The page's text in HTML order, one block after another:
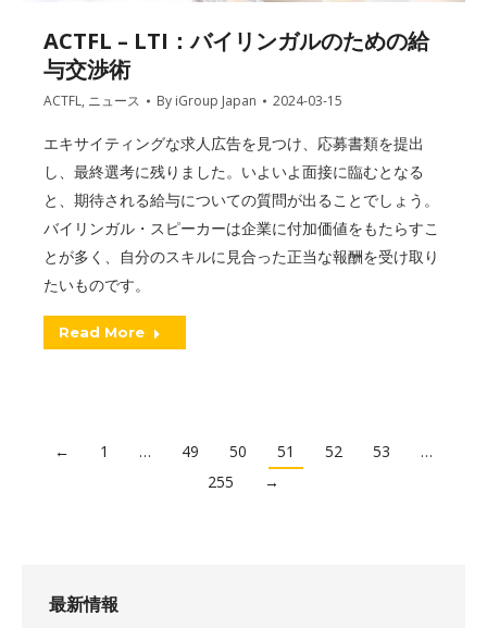
ACTFL – LTI：バイリンガルのための給
与交渉術
ACTFL, ニュース By iGroup Japan 2024-03-15
エキサイティングな求人広告を見つけ、応募書類を提出
し、最終選考に残りました。いよいよ面接に臨むとなる
と、期待される給与についての質問が出ることでしょう。
バイリンガル・スピーカーは企業に付加価値をもたらすこ
とが多く、自分のスキルに見合った正当な報酬を受け取り
たいものです。
Read More
← 1 … 49 50 51 52 53
…
255
→
最新情報